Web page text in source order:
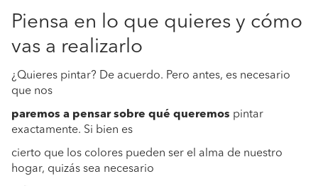
Piensa en lo que quieres y cómo
vas a realizarlo
¿Quieres pintar? De acuerdo. Pero antes, es necesario
que nos
paremos a pensar sobre qué queremos pintar
exactamente. Si bien es
cierto que los colores pueden ser el alma de nuestro
hogar, quizás sea necesario